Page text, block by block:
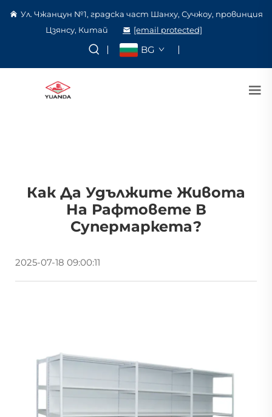
Ул. Чжанцун №1, градска част Шанху, Сучжоу, провинция
Цзянсу, Китай
[email protected]
BG
Как Да Удължите Живота
На Рафтовете В
Супермаркета?
2025-07-18 09:00:11